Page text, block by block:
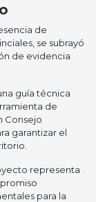
de
se subrayó
de evidencia
guía técnica
de
Consejo
garantizar el
representa
para la